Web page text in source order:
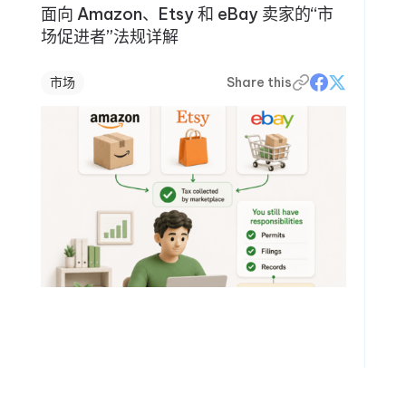
面向 Amazon、Etsy 和 eBay 卖家的“市
场促进者”法规详解
市场 Share this